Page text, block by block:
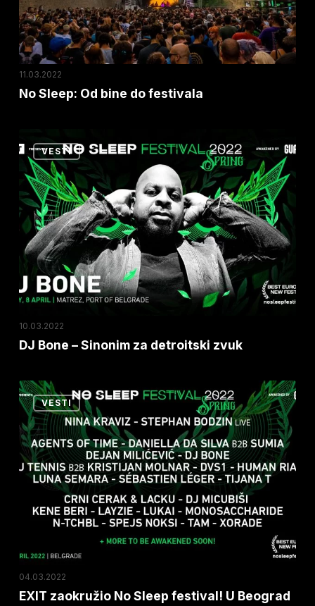
11.03.2022
No Sleep: Od bine do festivala
Bone
Sinonim
za
detroitski
zvuk
VESTI
10.03.2022
DJ Bone – Sinonim za detroitski zvuk
EXIT
zaokružio
No
Sleep
festival!
Beograd
i
tehno
superzvezda
VESTI
04.03.2022
EXIT zaokružio No Sleep festival! U Beograd